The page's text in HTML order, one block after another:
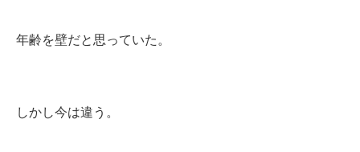
年齢を壁だと思っていた。
しかし今は違う。